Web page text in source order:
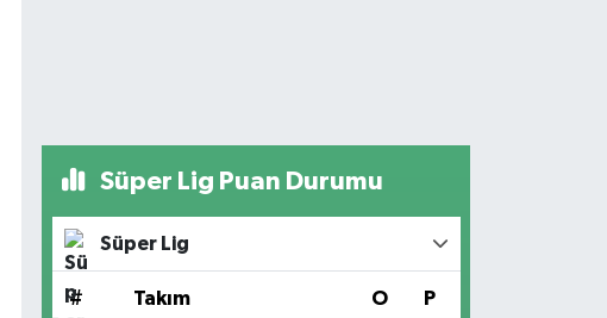
Süper Lig Puan Durumu
Süper Lig
# Takım O P